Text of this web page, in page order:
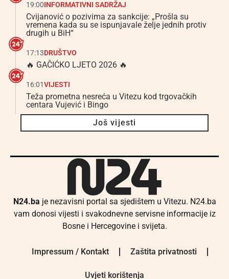
19:00INFORMATIVNI SADRŽAJ
Cvijanović o pozivima za sankcije: „Prošla su
vremena kada su se ispunjavale želje jednih protiv
drugih u BiH“
17:13DRUŠTVO
🔥 GAČIĆKO LJETO 2026 🔥
16:01VIJESTI
Teža prometna nesreća u Vitezu kod trgovačkih
centara Vujević i Bingo
Još vijesti
N24.ba je nezavisni portal sa sjedištem u Vitezu. N24.ba
vam donosi vijesti i svakodnevne servisne informacije iz
Bosne i Hercegovine i svijeta.
Impressum / Kontakt Zaštita privatnosti
Uvjeti korištenja